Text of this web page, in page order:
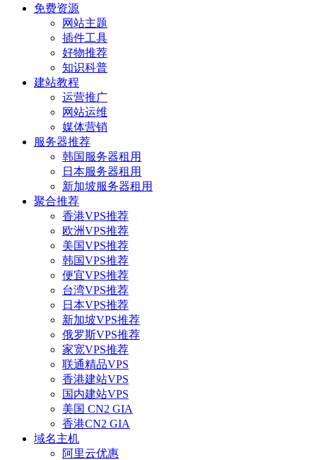
免费资源
网站主题
插件工具
好物推荐
知识科普
建站教程
运营推广
网站运维
媒体营销
服务器推荐
韩国服务器租用
日本服务器租用
新加坡服务器租用
聚合推荐
香港VPS推荐
欧洲VPS推荐
美国VPS推荐
韩国VPS推荐
便宜VPS推荐
台湾VPS推荐
日本VPS推荐
新加坡VPS推荐
俄罗斯VPS推荐
家宽VPS推荐
联通精品VPS
香港建站VPS
国内建站VPS
美国 CN2 GIA
香港CN2 GIA
域名主机
阿里云优惠